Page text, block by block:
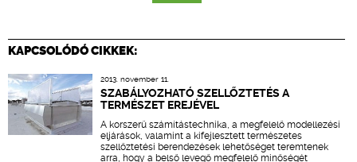
KAPCSOLÓDÓ CIKKEK:
2013. november 11.
SZABÁLYOZHATÓ SZELLŐZTETÉS A
TERMÉSZET EREJÉVEL
A korszerű számítástechnika, a megfelelő modellezési
eljárások, valamint a kifejlesztett természetes
szellőztetési berendezések lehetőséget teremtenek
arra, hogy a belső levegő megfelelő minőségét